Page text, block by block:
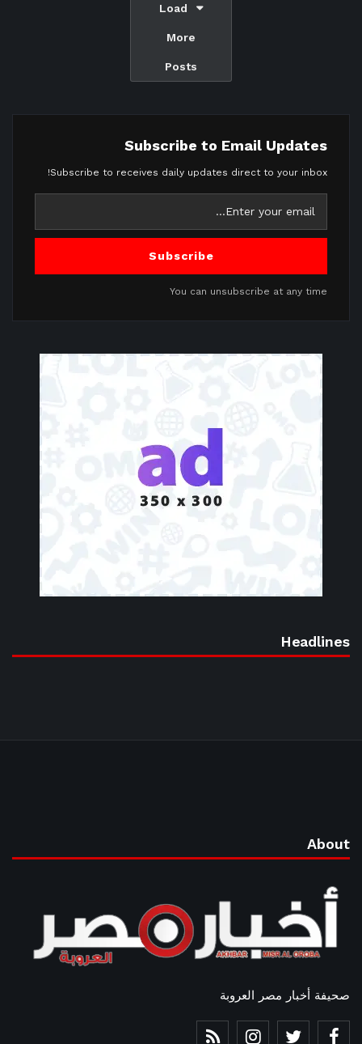
Load
More
Posts
Subscribe to Email Updates
Subscribe to receives daily updates direct to your inbox!
Subscribe
You can unsubscribe at any time
Headlines
About
صحيفة أخبار مصر العروبة